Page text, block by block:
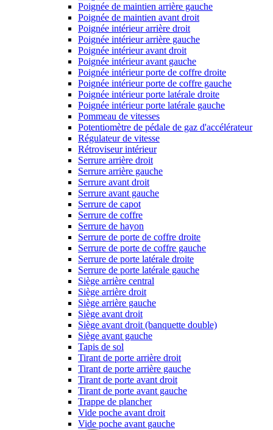
Poignée de maintien arrière gauche
Poignée de maintien avant droit
Poignée intérieur arrière droit
Poignée intérieur arrière gauche
Poignée intérieur avant droit
Poignée intérieur avant gauche
Poignée intérieur porte de coffre droite
Poignée intérieur porte de coffre gauche
Poignée intérieur porte latérale droite
Poignée intérieur porte latérale gauche
Pommeau de vitesses
Potentiomètre de pédale de gaz d'accélérateur
Régulateur de vitesse
Rétroviseur intérieur
Serrure arrière droit
Serrure arrière gauche
Serrure avant droit
Serrure avant gauche
Serrure de capot
Serrure de coffre
Serrure de hayon
Serrure de porte de coffre droite
Serrure de porte de coffre gauche
Serrure de porte latérale droite
Serrure de porte latérale gauche
Siège arrière central
Siège arrière droit
Siège arrière gauche
Siège avant droit
Siège avant droit (banquette double)
Siège avant gauche
Tapis de sol
Tirant de porte arrière droit
Tirant de porte arrière gauche
Tirant de porte avant droit
Tirant de porte avant gauche
Trappe de plancher
Vide poche avant droit
Vide poche avant gauche